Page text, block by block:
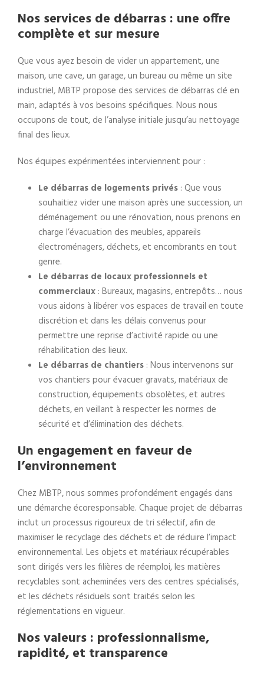
Nos services de débarras : une offre
complète et sur mesure
Que vous ayez besoin de vider un appartement, une
maison, une cave, un garage, un bureau ou même un site
industriel, MBTP propose des services de débarras clé en
main, adaptés à vos besoins spécifiques. Nous nous
occupons de tout, de l’analyse initiale jusqu’au nettoyage
final des lieux.
Nos équipes expérimentées interviennent pour :
Le débarras de logements privés : Que vous
souhaitiez vider une maison après une succession, un
déménagement ou une rénovation, nous prenons en
charge l’évacuation des meubles, appareils
électroménagers, déchets, et encombrants en tout
genre.
Le débarras de locaux professionnels et
commerciaux : Bureaux, magasins, entrepôts… nous
vous aidons à libérer vos espaces de travail en toute
discrétion et dans les délais convenus pour
permettre une reprise d’activité rapide ou une
réhabilitation des lieux.
Le débarras de chantiers : Nous intervenons sur
vos chantiers pour évacuer gravats, matériaux de
construction, équipements obsolètes, et autres
déchets, en veillant à respecter les normes de
sécurité et d’élimination des déchets.
Un engagement en faveur de
l’environnement
Chez MBTP, nous sommes profondément engagés dans
une démarche écoresponsable. Chaque projet de débarras
inclut un processus rigoureux de tri sélectif, afin de
maximiser le recyclage des déchets et de réduire l’impact
environnemental. Les objets et matériaux récupérables
sont dirigés vers les filières de réemploi, les matières
recyclables sont acheminées vers des centres spécialisés,
et les déchets résiduels sont traités selon les
réglementations en vigueur.
Nos valeurs : professionnalisme,
rapidité, et transparence